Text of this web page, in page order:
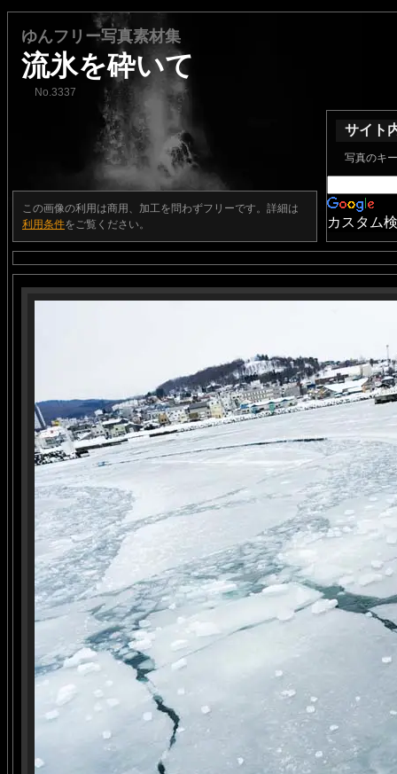
ゆんフリー写真素材集
流氷を砕いて
No.3337
この画像の利用は商用、加工を問わずフリーです。詳細は
利用条件をご覧ください。
サイト
写真のキ
カスタム